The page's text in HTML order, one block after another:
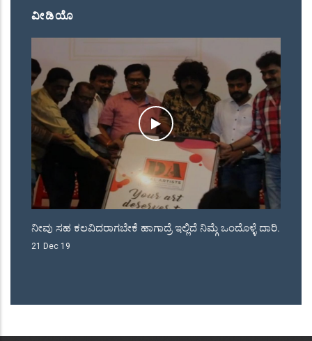
ವೀಡಿಯೊ
ನೀವು ಸಹ ಕಲವಿದರಾಗಬೇಕೆ ಹಾಗಾದ್ರೆ ಇಲ್ಲಿದೆ ನಿಮ್ಗೆ ಒಂದೊಳ್ಳೆ ದಾರಿ.
21 Dec 19